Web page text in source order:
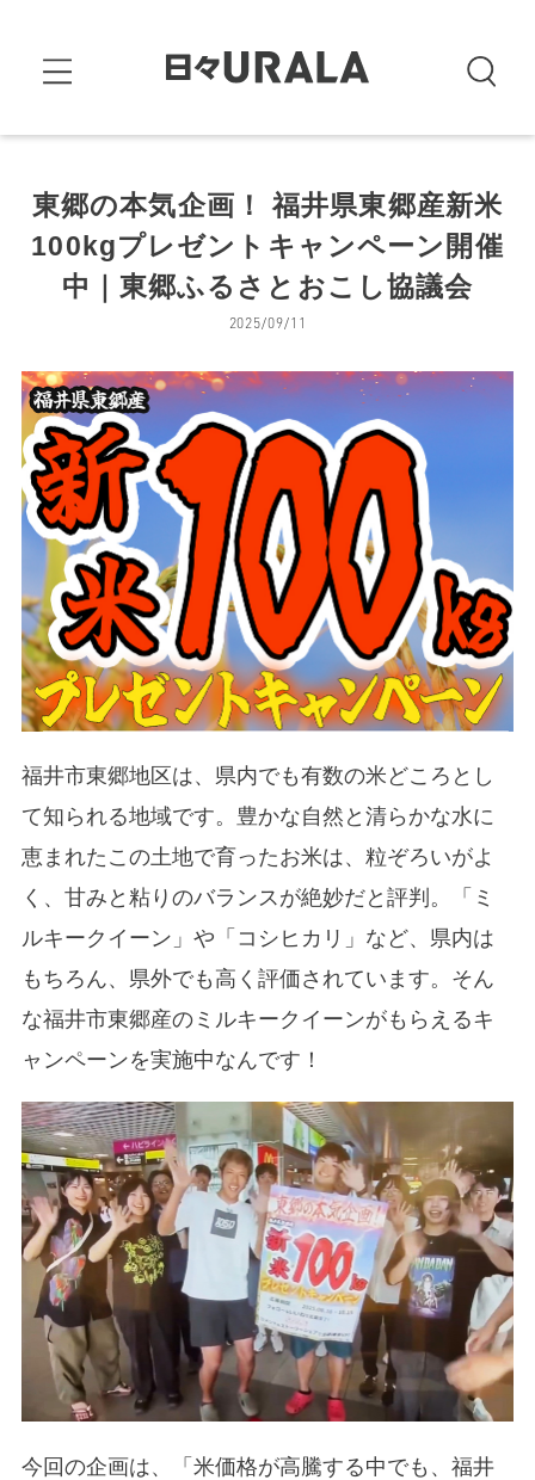
東郷の本気企画！ 福井県東郷産新米
100kgプレゼントキャンペーン開催
中｜東郷ふるさとおこし協議会
2025/09/11
福井市東郷地区は、県内でも有数の米どころとし
て知られる地域です。豊かな自然と清らかな水に
恵まれたこの土地で育ったお米は、粒ぞろいがよ
く、甘みと粘りのバランスが絶妙だと評判。「ミ
ルキークイーン」や「コシヒカリ」など、県内は
もちろん、県外でも高く評価されています。そん
な福井市東郷産のミルキークイーンがもらえるキ
ャンペーンを実施中なんです！
今回の企画は、「米価格が高騰する中でも、福井